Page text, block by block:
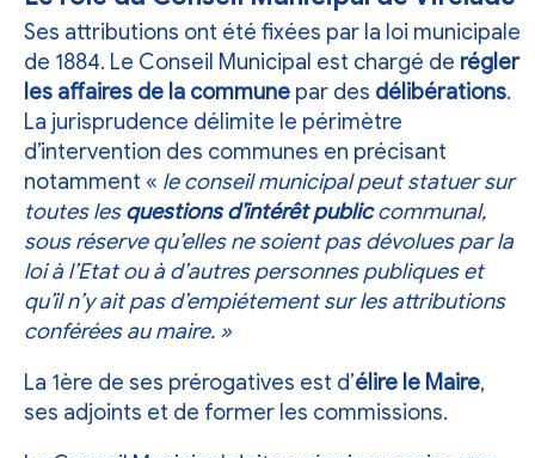
Ses attributions ont été fixées par la loi municipale
de 1884. Le Conseil Municipal est chargé de régler
les affaires de la commune par des délibérations.
La jurisprudence délimite le périmètre
d’intervention des communes en précisant
notamment « le conseil municipal peut statuer sur
toutes lesquestions d’intérêt publiccommunal,
sous réserve qu’elles ne soient pas dévolues par la
loi à l’Etat ou à d’autres personnes publiques et
qu’il n’y ait pas d’empiétement sur les attributions
conférées au maire. »
La 1ère de ses prérogatives est d’élire le Maire,
ses adjoints et de former les commissions.